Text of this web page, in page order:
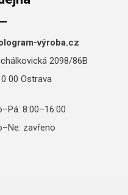
výroba.cz
2098/86B
00 Ostrava
8:00–16:00
zavřeno